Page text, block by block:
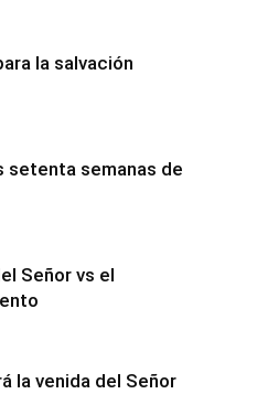
la salvación
setenta semanas de
Señor vs el
la venida del Señor